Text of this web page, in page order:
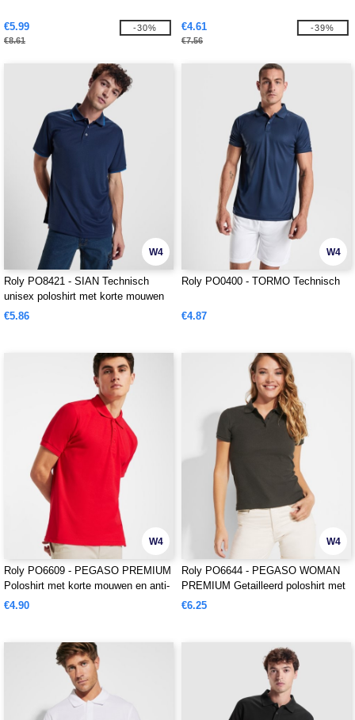
€5.99
€8.61
-30% €4.61
€7.56
-39%
W4
Roly PO8421 - SIAN Technisch
unisex poloshirt met korte mouwen
€5.86
W4
Roly PO0400 - TORMO Technisch
€4.87
W4
Roly PO6609 - PEGASO PREMIUM
Poloshirt met korte mouwen en anti-
pilling behandeling
€4.90
W4
Roly PO6644 - PEGASO WOMAN
PREMIUM Getailleerd poloshirt met
korte mouwen van katoen met anti-
€6.25